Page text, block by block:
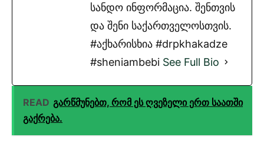
სანდო ინფორმაცია. შენთვის
და შენი საქართველოსთვის.
#აქხარისხია #drpkhakadze
#sheniambebi See Full Bio
READ გარწმუნებთ, რომ ეს ღვეზელი ერთ საათში
გაქრება.